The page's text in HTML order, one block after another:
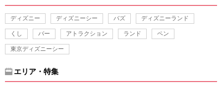
ディズニー ディズニーシー バズ ディズニーランド
くし バー アトラクション ランド ペン
東京ディズニーシー
エリア・特集